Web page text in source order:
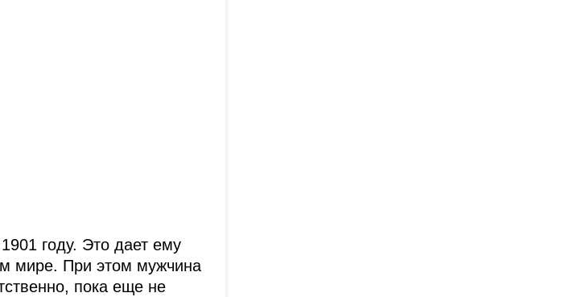
году. Это дает ему
мире. При этом мужчина
пока еще не